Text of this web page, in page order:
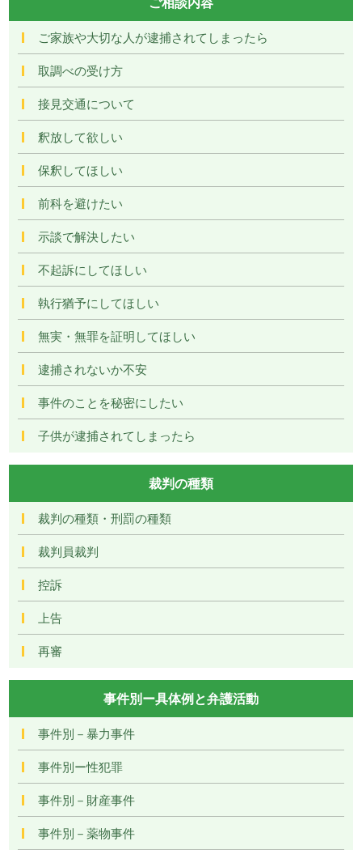
ご家族や大切な人が逮捕されてしまったら
取調べの受け方
接見交通について
釈放して欲しい
保釈してほしい
前科を避けたい
示談で解決したい
不起訴にしてほしい
執行猶予にしてほしい
無実・無罪を証明してほしい
逮捕されないか不安
事件のことを秘密にしたい
子供が逮捕されてしまったら
裁判の種類
裁判の種類・刑罰の種類
裁判員裁判
控訴
上告
再審
事件別ー具体例と弁護活動
事件別－暴力事件
事件別ー性犯罪
事件別－財産事件
事件別－薬物事件